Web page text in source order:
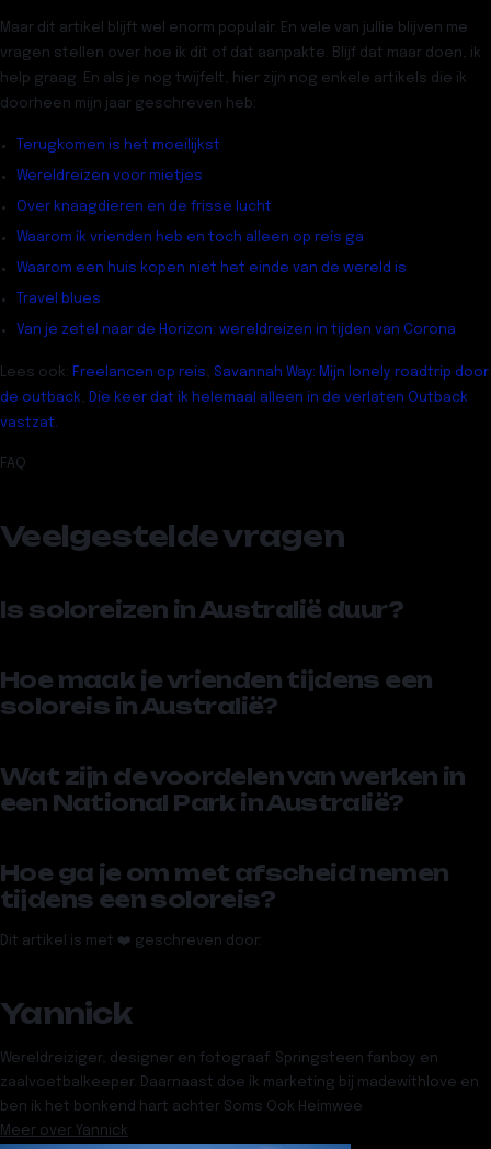
Maar dit artikel blijft wel enorm populair. En vele van jullie blijven me
vragen stellen over hoe ik dit of dat aanpakte. Blijf dat maar doen, ik
help graag. En als je nog twijfelt, hier zijn nog enkele artikels die ik
doorheen mijn jaar geschreven heb:
Terugkomen is het moeilijkst
Wereldreizen voor mietjes
Over knaagdieren en de frisse lucht
Waarom ik vrienden heb en toch alleen op reis ga
Waarom een huis kopen niet het einde van de wereld is
Travel blues
Van je zetel naar de Horizon: wereldreizen in tijden van Corona
Lees ook: Freelancen op reis
Savannah Way: Mijn lonely roadtrip door
de outback
Die keer dat ik helemaal alleen in de verlaten Outback
vastzat.
FAQ
Veelgestelde vragen
Is soloreizen in Australië duur?
Hoe maak je vrienden tijdens een
soloreis in Australië?
Wat zijn de voordelen van werken in
een National Park in Australië?
Hoe ga je om met afscheid nemen
tijdens een soloreis?
Dit artikel is met ❤️ geschreven door:
Yannick
Wereldreiziger, designer en fotograaf. Springsteen fanboy en
zaalvoetbalkeeper. Daarnaast doe ik marketing bij madewithlove en
ben ik het bonkend hart achter Soms Ook Heimwee
Meer over Yannick